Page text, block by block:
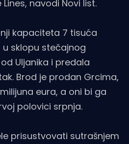
navodi Novi list.
kapaciteta 7 tisuća
u sklopu stečajnog
Uljanika i predala
Brod je prodan Grcima,
eura, a oni bi ga
polovici srpnja.
prisustvovati sutrašnjem